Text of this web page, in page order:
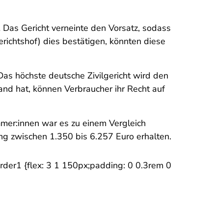
Gericht verneinte den Vorsatz, sodass
dies bestätigen, könnten diese
höchste deutsche Zivilgericht wird den
hat, können Verbraucher ihr Recht auf
war es zu einem Vergleich
zwischen 1.350 bis 6.257 Euro erhalten.
{flex: 3 1 150px;padding: 0 0.3rem 0